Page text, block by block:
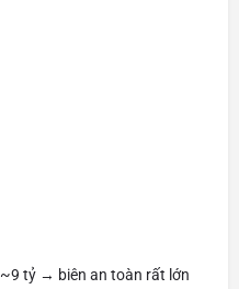
tỷ → biên an toàn rất lớn